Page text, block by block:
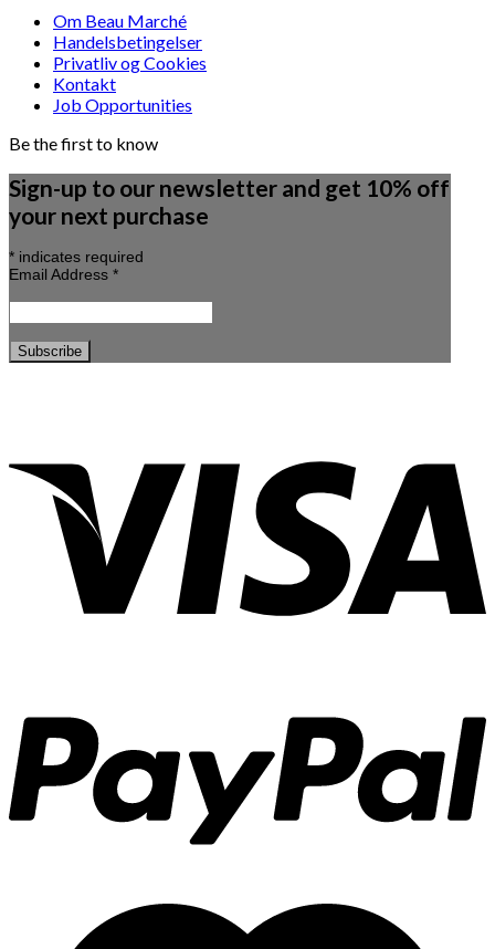
Om Beau Marché
Handelsbetingelser
Privatliv og Cookies
Kontakt
Job Opportunities
Be the first to know
Sign-up to our newsletter and get 10% off
your next purchase
* indicates required
Email Address *